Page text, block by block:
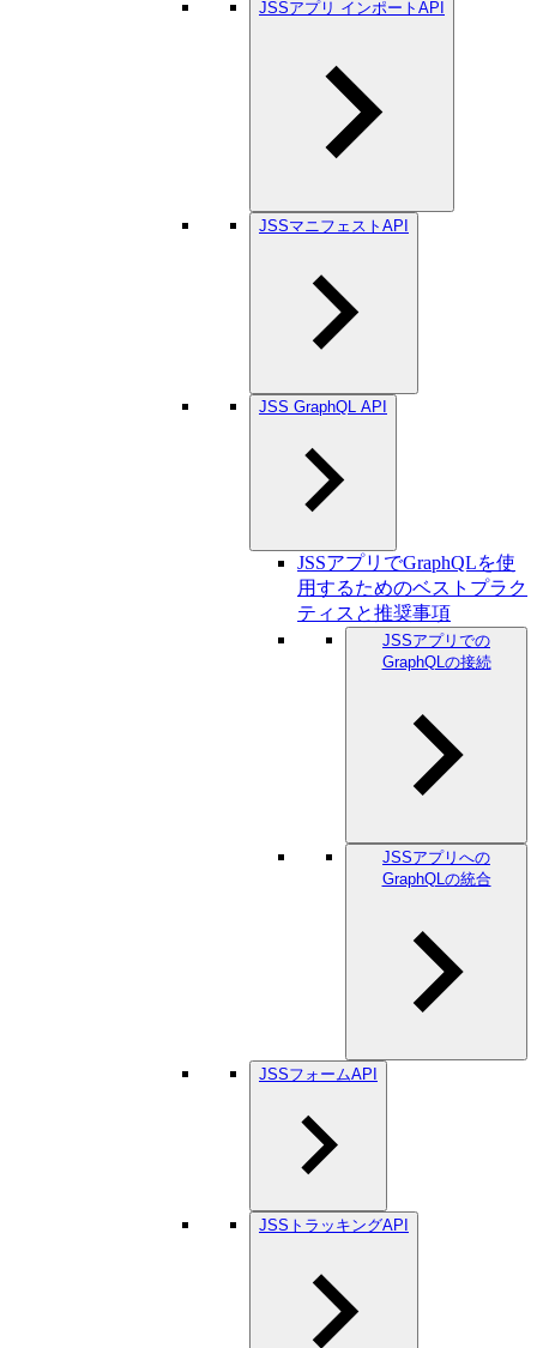
JSSアプリ インポートAPI
JSSマニフェストAPI
JSS GraphQL API
JSSアプリでGraphQLを使
用するためのベストプラク
ティスと推奨事項
JSSアプリでの
GraphQLの接続
JSSアプリへの
GraphQLの統合
JSSフォームAPI
JSSトラッキングAPI